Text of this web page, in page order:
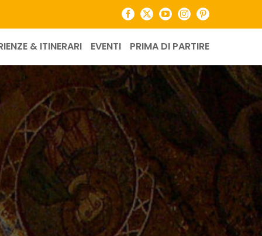
Facebook
X YouTubeInstagramPinterest
& ITINERARI EVENTI PRIMA DI PARTIRE